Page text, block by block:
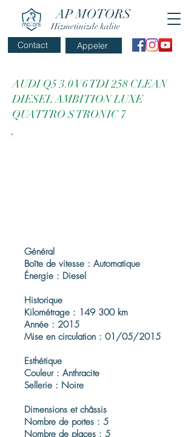
AP MOTORS
Hizmetinizde kalite
Appeler
Contact
AUDI Q5 3.0 V6 TDI 258 CLEAN
DIESEL AMBITION LUXE
QUATTRO S TRONIC 7
Général
Boîte de vitesse : Automatique
Énergie : Diesel
Historique
Kilométrage : 149 300 km
Année : 2015
Mise en circulation : 01/05/2015
Esthétique
Couleur : Anthracite
Sellerie : Noire
Dimensions et châssis
Nombre de portes : 5
Nombre de places : 5